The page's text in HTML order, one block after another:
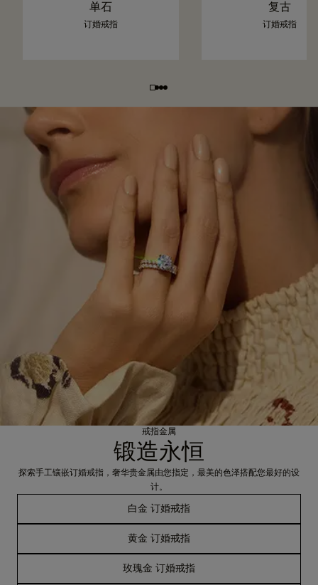
单石
订婚戒指
复古
订婚戒指
戒指金属
锻造永恒
探索手工镶嵌订婚戒指，奢华贵金属由您指定，最美的色泽搭配您最好的设
计。
白金 订婚戒指
黄金 订婚戒指
玫瑰金 订婚戒指